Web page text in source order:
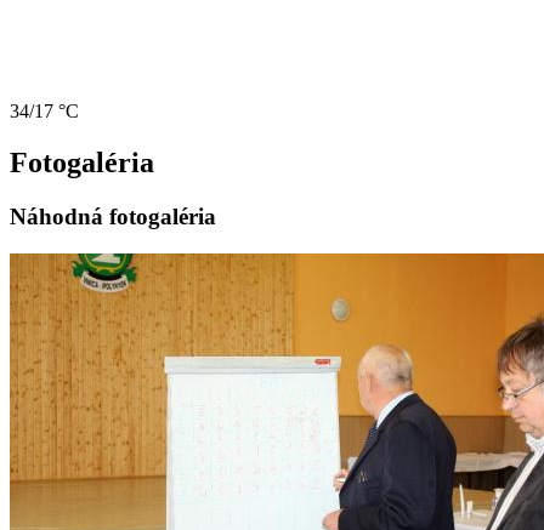
34/17 °C
Fotogaléria
Náhodná fotogaléria